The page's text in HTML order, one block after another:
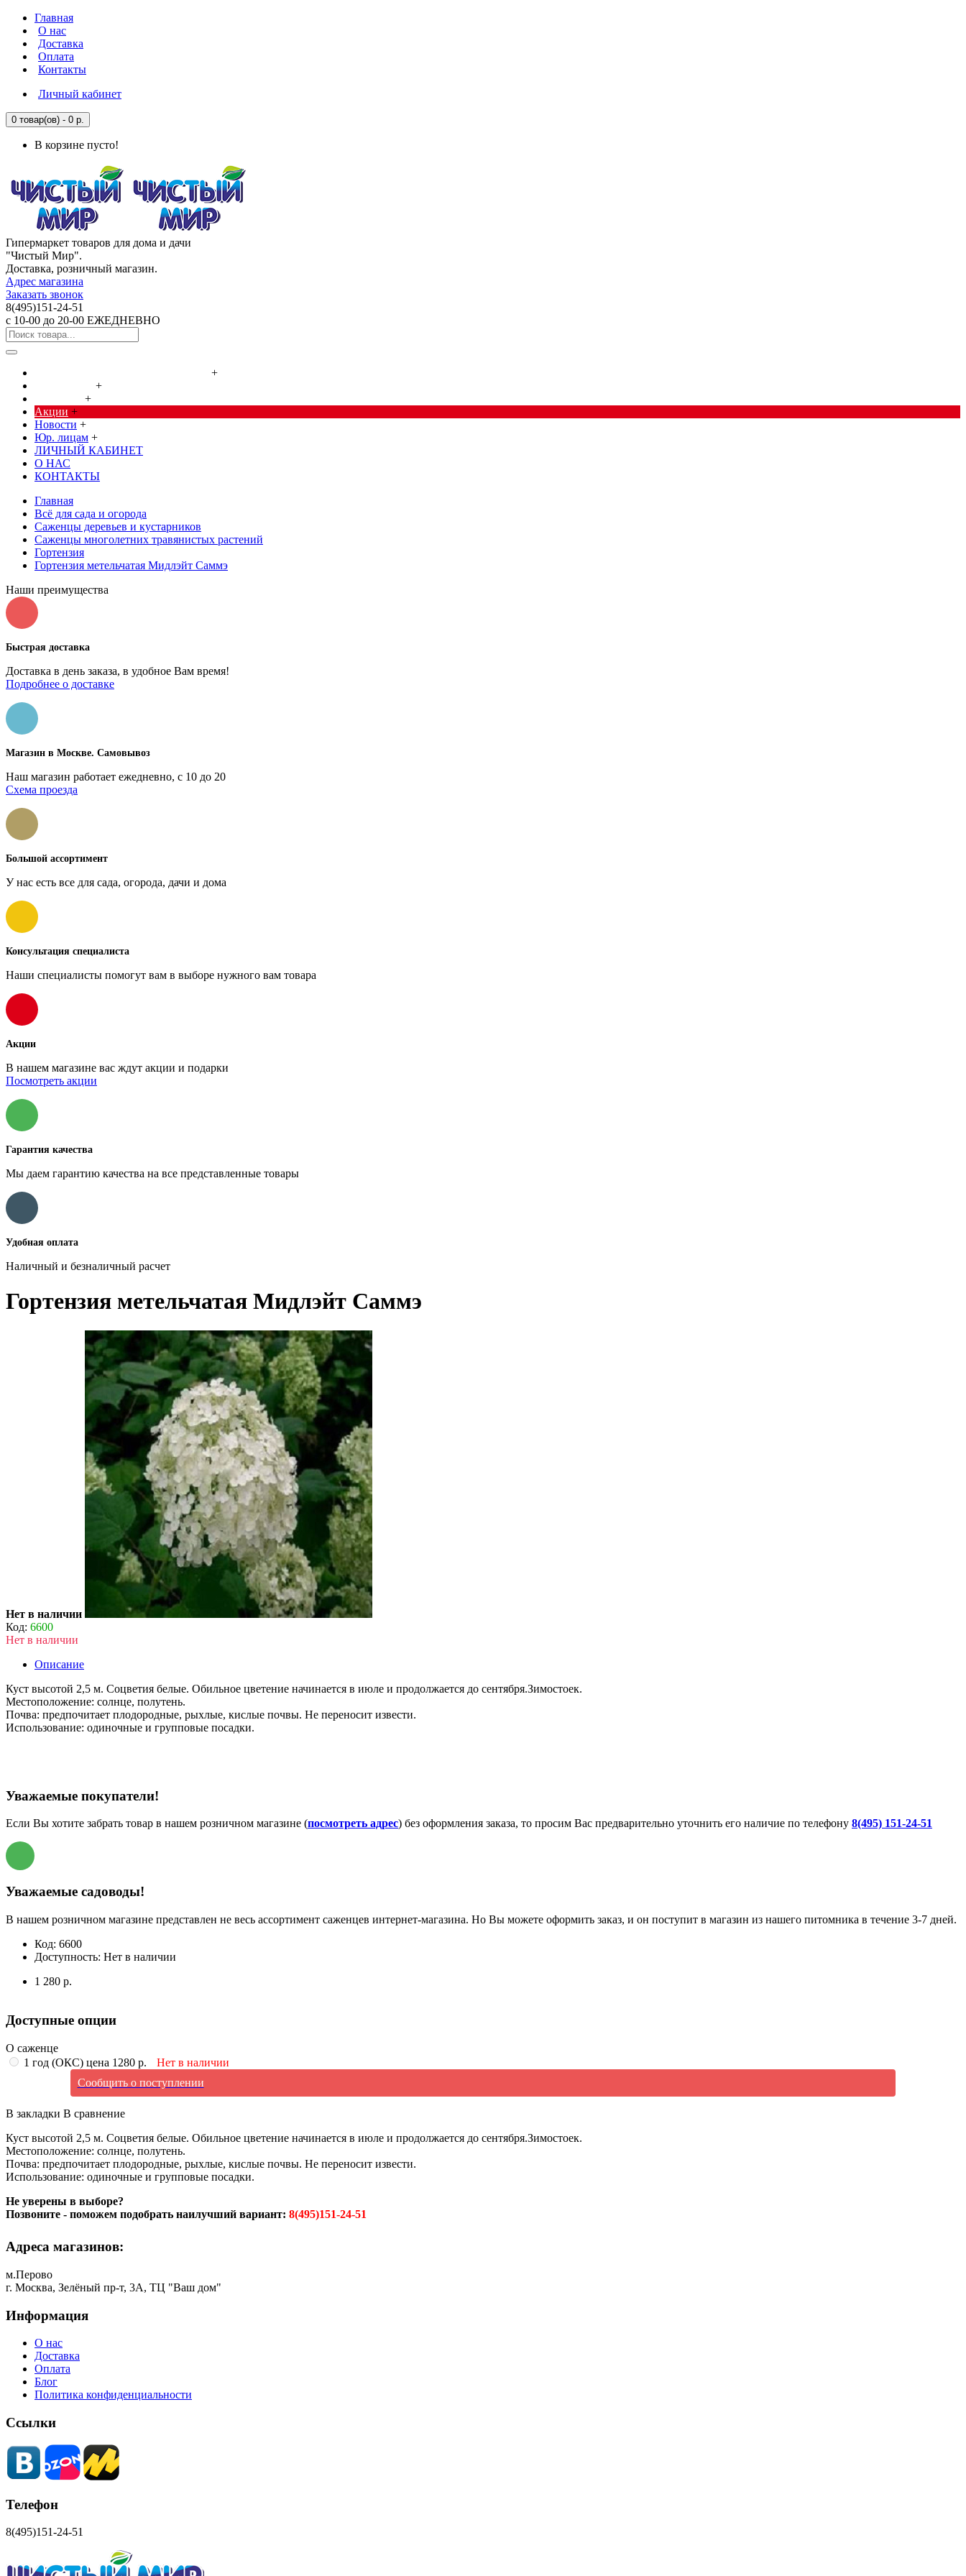
Главная
О нас
Доставка
Оплата
Контакты
Личный кабинет
0 товар(ов) - 0 р.
В корзине пусто!
Гипермаркет товаров для дома и дачи
"Чистый Мир".
Доставка, розничный магазин.
Адрес магазина
Заказать звонок
8(495)151-24-51
с 10-00 до 20-00 ЕЖЕДНЕВНО
+
+
+
Акции +
Новости +
Юр. лицам +
ЛИЧНЫЙ КАБИНЕТ
О НАС
КОНТАКТЫ
Главная
Всё для сада и огорода
Саженцы деревьев и кустарников
Саженцы многолетних травянистых растений
Гортензия
Гортензия метельчатая Мидлэйт Саммэ
Наши преимущества
Быстрая доставка
Доставка в день заказа, в удобное Вам время!
Подробнее о доставке
Магазин в Москве. Самовывоз
Наш магазин работает ежедневно, с 10 до 20
Схема проезда
Большой ассортимент
У нас есть все для сада, огорода, дачи и дома
Консультация специалиста
Наши специалисты помогут вам в выборе нужного вам товара
Акции
В нашем магазине вас ждут акции и подарки
Посмотреть акции
Гарантия качества
Мы даем гарантию качества на все представленные товары
Удобная оплата
Наличный и безналичный расчет
Гортензия метельчатая Мидлэйт Саммэ
Нет в наличии
Код: 6600
Нет в наличии
Описание
Куст высотой 2,5 м. Соцветия белые. Обильное цветение начинается в июле и продолжается до сентября.Зимостоек.
Местоположение: солнце, полутень.
Почва: предпочитает плодородные, рыхлые, кислые почвы. Не переносит извести.
Использование: одиночные и групповые посадки.
Уважаемые покупатели!
Если Вы хотите забрать товар в нашем розничном магазине (посмотреть адрес) без оформления заказа, то просим Вас предварительно уточнить его наличие по телефону 8(495) 151-24-51
Уважаемые садоводы!
В нашем розничном магазине представлен не весь ассортимент саженцев интернет-магазина. Но Вы можете оформить заказ, и он поступит в магазин из нашего питомника в течение 3-7 дней.
Код: 6600
Доступность: Нет в наличии
1 280 р.
Доступные опции
О саженце
1 год (ОКС) цена 1280 р.
Нет в наличии
Сообщить о поступлении
В закладки В сравнение
Куст высотой 2,5 м. Соцветия белые. Обильное цветение начинается в июле и продолжается до сентября.Зимостоек.
Местоположение: солнце, полутень.
Почва: предпочитает плодородные, рыхлые, кислые почвы. Не переносит извести.
Использование: одиночные и групповые посадки.
Не уверены в выборе?
Позвоните - поможем подобрать наилучший вариант: 8(495)151-24-51
Адреса магазинов:
м.Перово
г. Москва, Зелёный пр-т, 3А, ТЦ "Ваш дом"
Информация
О нас
Доставка
Оплата
Блог
Политика конфиденциальности
Ссылки
Телефон
8(495)151-24-51